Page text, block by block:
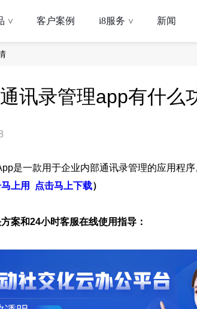
> 客户案例 i8服务 > 新闻
讯录管理app有什
是一款用于企业内部通讯录管理的应用程序
上用 点击马上下载）
案和24小时客服在线使用指导：